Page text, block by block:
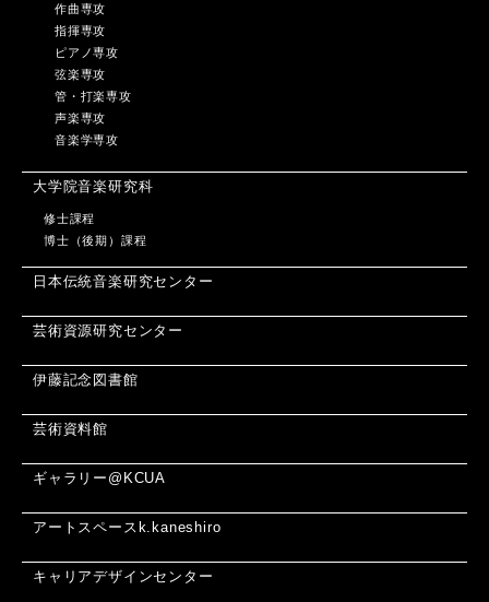
作曲専攻
指揮専攻
ピアノ専攻
弦楽専攻
管・打楽専攻
声楽専攻
音楽学専攻
大学院音楽研究科
修士課程
博士（後期）課程
日本伝統音楽研究センター
芸術資源研究センター
伊藤記念図書館
芸術資料館
ギャラリー@KCUA
アートスペースk.kaneshiro
キャリアデザインセンター